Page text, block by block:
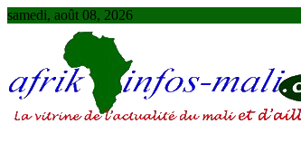
Skip
samedi, août 08, 2026